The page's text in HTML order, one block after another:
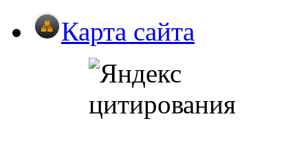
Карта сайта